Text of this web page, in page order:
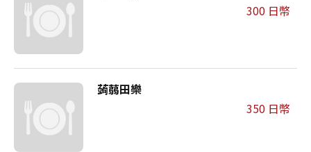
300 日幣
蒟蒻田樂
350 日幣